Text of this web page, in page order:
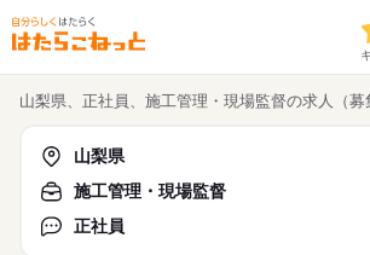
山梨県、正社員、施工管理・現場監督の求人（募
山梨県
施工管理・現場監督
正社員